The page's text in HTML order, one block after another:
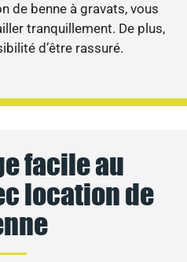
de benne à gravats, vous
tranquillement. De plus,
d’être rassuré.
facile au
location de